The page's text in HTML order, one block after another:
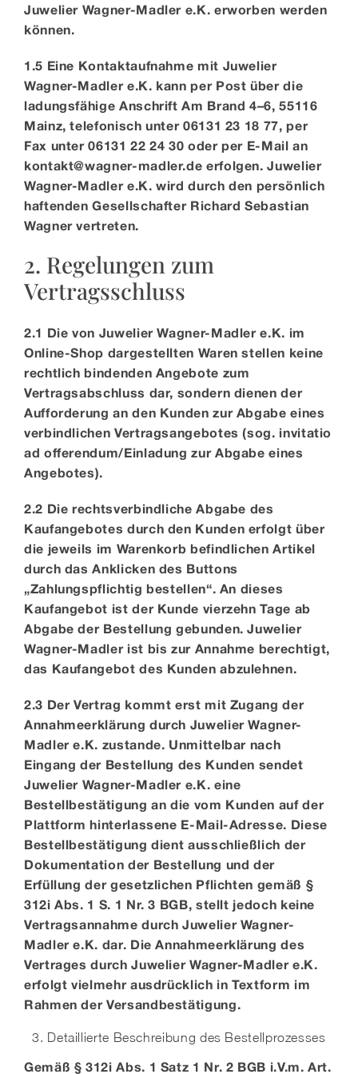
Juwelier Wagner-Madler e.K. erworben werden
können.
1.5 Eine Kontaktaufnahme mit Juwelier
Wagner-Madler e.K. kann per Post über die
ladungsfähige Anschrift Am Brand 4–6, 55116
Mainz, telefonisch unter 06131 23 18 77, per
Fax unter 06131 22 24 30 oder per E-Mail an
kontakt@wagner-madler.de erfolgen. Juwelier
Wagner-Madler e.K. wird durch den persönlich
haftenden Gesellschafter Richard Sebastian
Wagner vertreten.
2. Regelungen zum
Vertragsschluss
2.1 Die von Juwelier Wagner-Madler e.K. im
Online-Shop dargestellten Waren stellen keine
rechtlich bindenden Angebote zum
Vertragsabschluss dar, sondern dienen der
Aufforderung an den Kunden zur Abgabe eines
verbindlichen Vertragsangebotes (sog. invitatio
ad offerendum/Einladung zur Abgabe eines
Angebotes).
2.2 Die rechtsverbindliche Abgabe des
Kaufangebotes durch den Kunden erfolgt über
die jeweils im Warenkorb befindlichen Artikel
durch das Anklicken des Buttons
„Zahlungspflichtig bestellen“. An dieses
Kaufangebot ist der Kunde vierzehn Tage ab
Abgabe der Bestellung gebunden. Juwelier
Wagner-Madler ist bis zur Annahme berechtigt,
das Kaufangebot des Kunden abzulehnen.
2.3 Der Vertrag kommt erst mit Zugang der
Annahmeerklärung durch Juwelier Wagner-
Madlere.K. zustande. Unmittelbar nach
Eingang der Bestellung des Kunden sendet
Juwelier Wagner-Madler e.K. eine
Bestellbestätigung an die vom Kunden auf der
Plattform hinterlassene E-Mail-Adresse. Diese
Bestellbestätigung dient ausschließlich der
Dokumentation der Bestellung und der
Erfüllung der gesetzlichen Pflichten gemäß §
312i Abs. 1 S. 1 Nr. 3 BGB, stellt jedoch keine
Vertragsannahme durch Juwelier Wagner-
Madlere.K. dar. Die Annahmeerklärung des
Vertrages durch Juwelier Wagner-Madler e.K.
erfolgt vielmehr ausdrücklich in Textform im
Rahmen der Versandbestätigung.
3. Detaillierte Beschreibung des Bestellprozesses
Gemäß § 312i Abs. 1 Satz 1 Nr. 2 BGB i.V.m. Art.